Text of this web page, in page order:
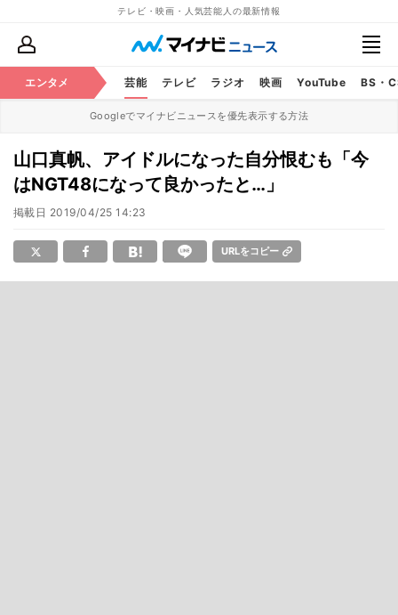
テレビ・映画・人気芸能人の最新情報
エンタメ 芸能 テレビ ラジオ 映画 YouTube BS・
Googleでマイナビニュースを優先表示する方法
山口真帆、アイドルになった自分恨むも「今
はNGT48になって良かったと…」
掲載日 2019/04/25 14:23
URLをコピー